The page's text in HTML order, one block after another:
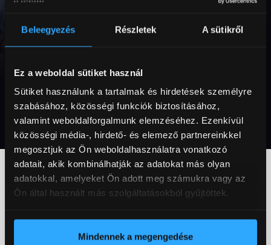
Beleegyezés Részletek A sütikről
Ez a weboldal sütiket használ
Sütiket használunk a tartalmak és hirdetések személyre
szabásához, közösségi funkciók biztosításához,
valamint weboldalforgalmunk elemzéséhez. Ezenkívül
közösségi média-, hirdető- és elemező partnereinkkel
megosztjuk az Ön weboldalhasználatra vonatkozó
adatait, akik kombinálhatják az adatokat más olyan
adatokkal, amelyeket Ön adott meg számukra vagy az
Ön által használt más szolgáltatásokból gyűjtöttek.
Mindennek a megengedése